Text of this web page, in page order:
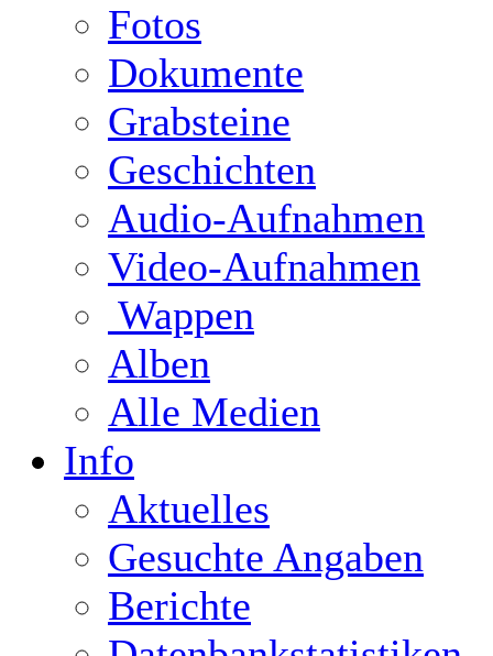
Fotos
Dokumente
Grabsteine
Geschichten
Audio-Aufnahmen
Video-Aufnahmen
Wappen
Alben
Alle Medien
Info
Aktuelles
Gesuchte Angaben
Berichte